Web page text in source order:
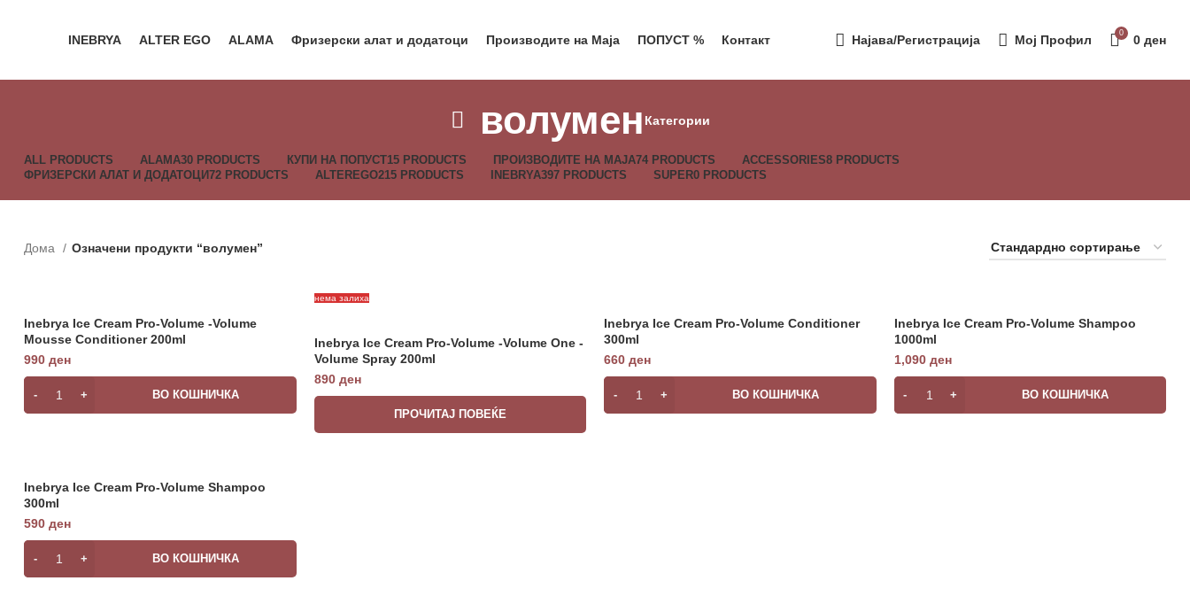
INEBRYA ALTER EGO ALAMA Фризерски алат и додатоци Производите на Маја ПОПУСТ % Контакт Најава/Регистрација Мој Профил 0 0 ден
волумен Категории
ALL PRODUCTS ALAMA30 PRODUCTS КУПИ НА ПОПУСТ15 PRODUCTS ПРОИЗВОДИТЕ НА МАЈА74 PRODUCTS ACCESSORIES8 PRODUCTS
ФРИЗЕРСКИ АЛАТ И ДОДАТОЦИ72 PRODUCTS ALTEREGO215 PRODUCTS INEBRYA397 PRODUCTS SUPER0 PRODUCTS
Дома Означени продукти “волумен”
Inebrya Ice Cream Pro-Volume -Volume
Mousse Conditioner 200ml
990 ден
ВО КОШНИЧКА
нема залиха
Inebrya Ice Cream Pro-Volume -Volume One -
Volume Spray 200ml
890 ден
ПРОЧИТАЈ ПОВЕЌЕ
Inebrya Ice Cream Pro-Volume Conditioner
300ml
660 ден
ВО КОШНИЧКА
Inebrya Ice Cream Pro-Volume Shampoo
1000ml
1,090 ден
ВО КОШНИЧКА
Inebrya Ice Cream Pro-Volume Shampoo
300ml
590 ден
ВО КОШНИЧКА